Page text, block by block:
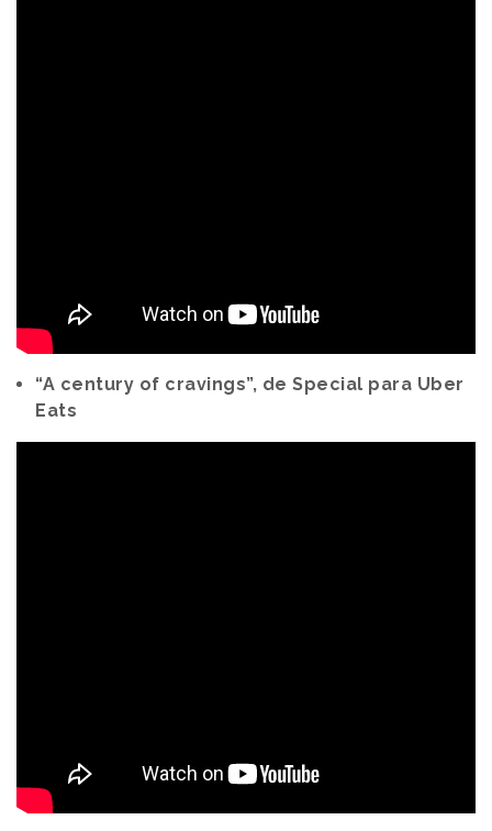
“A century of cravings”, de Special para Uber
Eats